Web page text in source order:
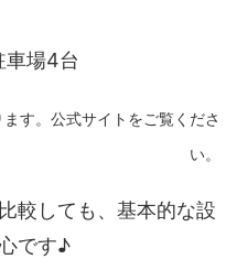
車場4台
す。公式サイトをご覧くださ
い。
較しても、基本的な設
です♪